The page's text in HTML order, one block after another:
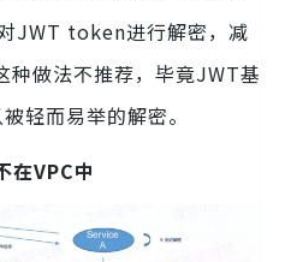
JWT token进行解密，减
做法不推荐，毕竟JWT基
轻而易举的解密。
在VPC中